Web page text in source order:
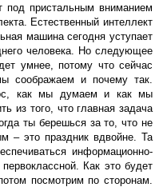
под пристальным вниманием
Естественный интеллект
машина сегодня уступает
человека. Но следующее
умнее, потому что сейчас
соображаем и почему так.
как мы думаем и как мы
из того, что главная задача
ты берешься за то, что не
– это праздник вдвойне. Та
информационно-
Как это будет
посмотрим по сторонам.